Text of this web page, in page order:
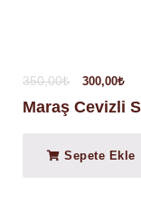
350,00₺ 300,00₺
Maraş Cevizli
Sepete Ekle